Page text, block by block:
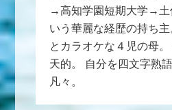
→高知学園短期大学→土
いう華麗な経歴の持ち
とカラオケな４児の母
天的。 自分を四文字熟
凡々。